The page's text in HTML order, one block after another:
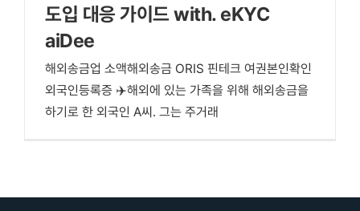
도입 대응 가이드 with. eKYC
aiDee
해외송금업 소액해외송금 ORIS 핀테크 여권본인확인
외국인등록증 ✈️해외에 있는 가족을 위해 해외송금을
하기로 한 외국인 A씨. 그는 주거래